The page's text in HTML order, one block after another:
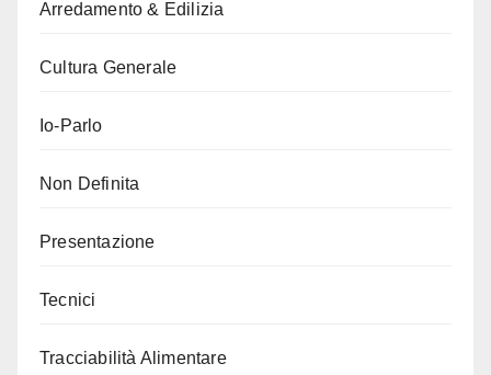
Arredamento & Edilizia
Cultura Generale
Io-Parlo
Non Definita
Presentazione
Tecnici
Tracciabilità Alimentare